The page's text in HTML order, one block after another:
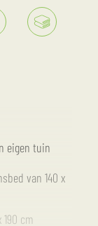
eigen tuin
van 140 x
cm